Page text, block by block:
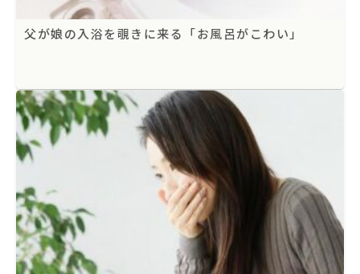
父が娘の入浴を覗きに来る「お風呂がこわい」